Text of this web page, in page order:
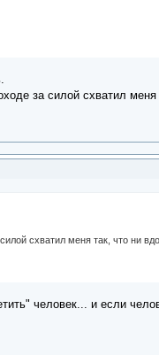
за силой схватил
схватил меня так, что ни
человек... и если